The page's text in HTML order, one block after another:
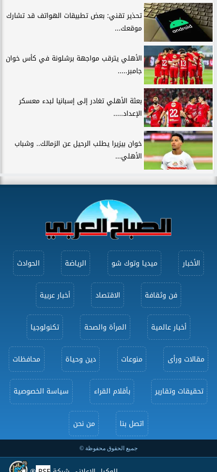
تحذير تقني: بعض تطبيقات الهواتف قد تشارك
موقعك...
الأهلي يترقب مواجهة برشلونة في كأس خوان
جامبر.....
بعثة الأهلي تغادر إلى إسبانيا لبدء معسكر
الإعداد.....
خوان بيزيرا يطلب الرحيل عن الزمالك.. وشباب
الأهلي...
الأخبار ميديا وتوك شو الرياضة الحوادث
فن وثقافة الاقتصاد أخبار عربية
أخبار عالمية المرأة والصحة تكنولوجيا
مقالات ورأى منوعات دين وحياة محافظات
تحقيقات وتقارير بأقلام القراء سياسة الخصوصية
اتصل بنا من نحن
جميع الحقوق محفوظة ©